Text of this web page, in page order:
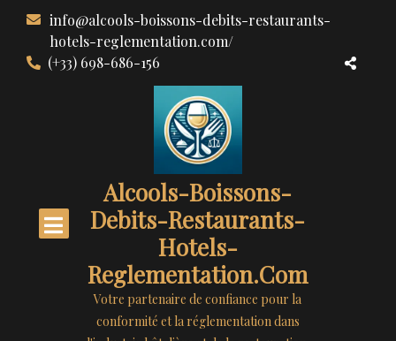
contenu
info@alcools-boissons-debits-restaurants-
hotels-reglementation.com/
(+33) 698-686-156
Alcools-Boissons-
Debits-Restaurants-
Hotels-
Reglementation.com
Votre partenaire de confiance pour la
conformité et la réglementation dans